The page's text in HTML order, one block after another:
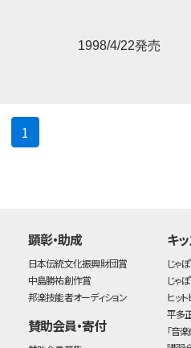
1998/4/22発売
1
顕彰・助成
日本伝統文化振興財団賞
中島勝祐創作賞
邦楽技能者オーディション
賛助会員・寄付
キ
じゃ
じゃ
ヒッ
平多
「音